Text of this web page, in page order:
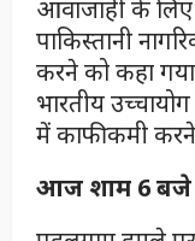
आवाजाही के
पाकिस्तानी
करने को कहा
भारतीय
में काफी कमी
आज शाम 6 बजे